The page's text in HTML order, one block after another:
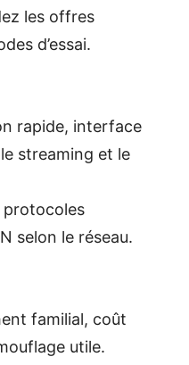
les offres
d’essai.
rapide, interface
streaming et le
protocoles
selon le réseau.
familial, coût
utile.